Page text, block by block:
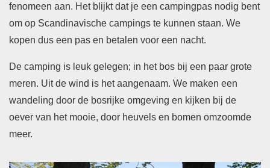
fenomeen aan. Het blijkt dat je een campingpas nodig bent
om op Scandinavische campings te kunnen staan. We
kopen dus een pas en betalen voor een nacht.
De camping is leuk gelegen; in het bos bij een paar grote
meren. Uit de wind is het aangenaam. We maken een
wandeling door de bosrijke omgeving en kijken bij de
oever van het mooie, door heuvels en bomen omzoomde
meer.